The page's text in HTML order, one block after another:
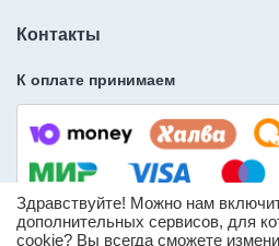
Контакты
К оплате принимаем
© ООО «Слорос» – продажа
Здравствуйте! Можно нам
дополнительных сервисов, для
cookie? Вы всегда сможете